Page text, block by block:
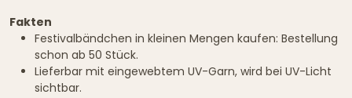
Fakten
Festivalbändchen in kleinen Mengen kaufen: Bestellung
schon ab 50 Stück.
Lieferbar mit eingewebtem UV-Garn, wird bei UV-Licht
sichtbar.